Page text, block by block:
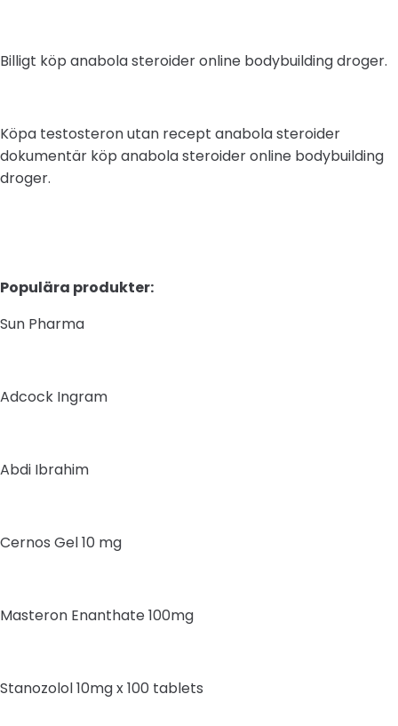
Billigt köp anabola steroider online bodybuilding droger.
Köpa testosteron utan recept anabola steroider
dokumentär köp anabola steroider online bodybuilding
droger.
Populära produkter:
Sun Pharma
Adcock Ingram
Abdi Ibrahim
Cernos Gel 10 mg
Masteron Enanthate 100mg
Stanozolol 10mg x 100 tablets